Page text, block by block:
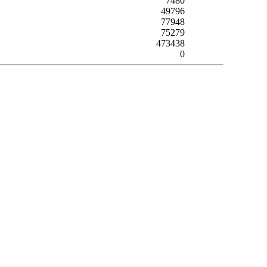
49796
77948
75279
473438
0